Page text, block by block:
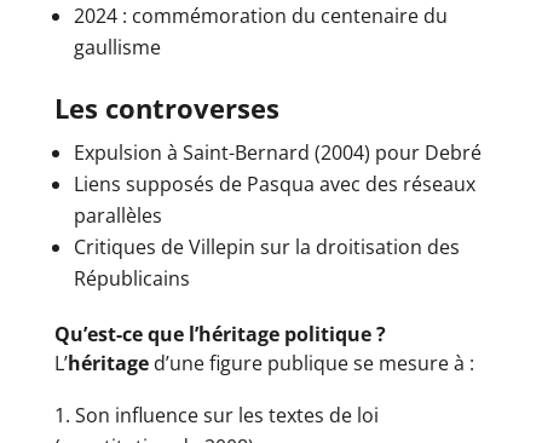
2024 : commémoration du centenaire du
gaullisme
Les controverses
Expulsion à Saint-Bernard (2004) pour Debré
Liens supposés de Pasqua avec des réseaux
parallèles
Critiques de Villepin sur la droitisation des
Républicains
Qu’est-ce que l’héritage politique ?
L’héritaged’une figure publique se mesure à :
Son influence sur les textes de loi